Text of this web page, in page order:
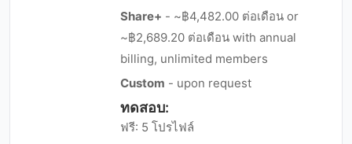
Share+ - ~฿4,482.00 ต่อเดือน or
~฿2,689.20 ต่อเดือน with annual
billing, unlimited members
Custom - upon request
ทดสอบ:
ฟรี: 5 โปรไฟล์